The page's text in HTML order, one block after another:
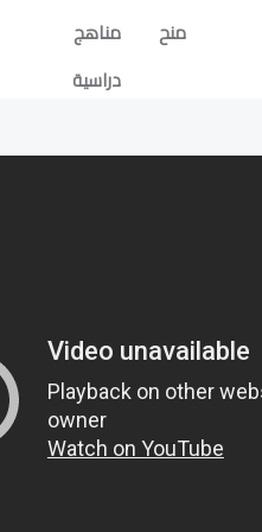
منح
مناهج
دراسية